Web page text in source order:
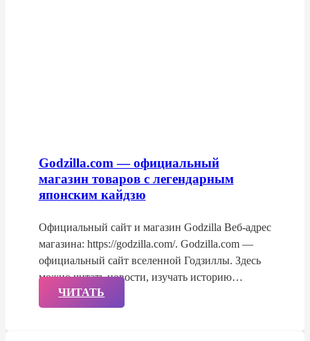
Godzilla.com — официальный
магазин товаров с легендарным
японским кайдзю
Официальный сайт и магазин Godzilla Веб-адрес
магазина: https://godzilla.com/. Godzilla.com —
официальный сайт вселенной Годзиллы. Здесь
можно читать новости, изучать историю…
ЧИТАТЬ